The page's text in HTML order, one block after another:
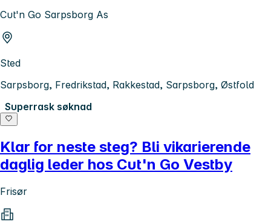
Cut'n Go Sarpsborg As
Sted
Sarpsborg, Fredrikstad, Rakkestad, Sarpsborg, Østfold
Superrask søknad
Klar for neste steg? Bli vikarierende
daglig leder hos Cut'n Go Vestby
Frisør